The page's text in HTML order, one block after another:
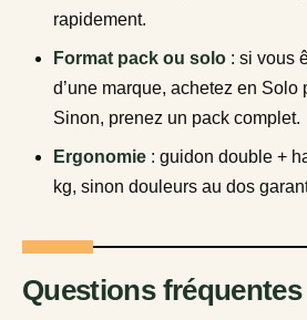
rapidement.
Format pack ou solo : si vous
d’une marque, achetez en Solo
Sinon, prenez un pack complet.
Ergonomie : guidon double +
kg, sinon douleurs au dos
Questions fréquentes